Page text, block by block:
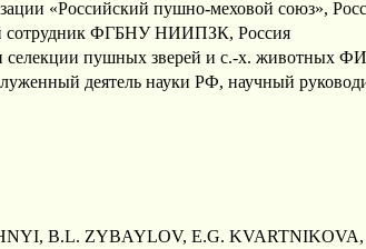
«Российский пушно-меховой союз»,
сотрудник ФГБНУ НИИПЗК, Россия
и селекции пушных зверей и с.-х.
деятель науки РФ, научный
B.L. ZYBAYLOV, E.G.